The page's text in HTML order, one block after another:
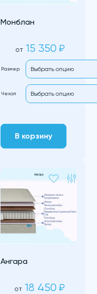
Монблан
от 15 350 ₽
Размер
Чехол
В корзину
Ангара
от 18 450 ₽